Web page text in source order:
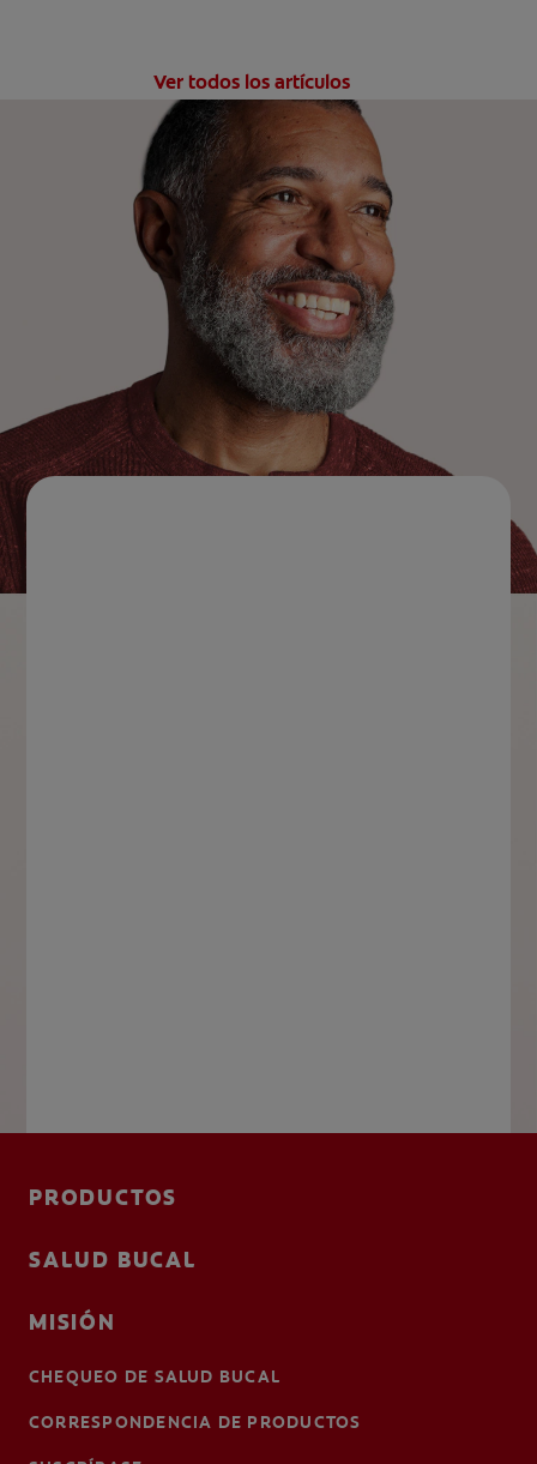
Ver todos los artículos
PRODUCTOS
SALUD BUCAL
MISIÓN
CHEQUEO DE SALUD BUCAL
CORRESPONDENCIA DE PRODUCTOS